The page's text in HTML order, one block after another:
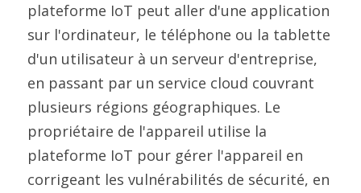
plateforme IoT peut aller d'une application
sur l'ordinateur, le téléphone ou la tablette
d'un utilisateur à un serveur d'entreprise,
en passant par un service cloud couvrant
plusieurs régions géographiques. Le
propriétaire de l'appareil utilise la
plateforme IoT pour gérer l'appareil en
corrigeant les vulnérabilités de sécurité, en